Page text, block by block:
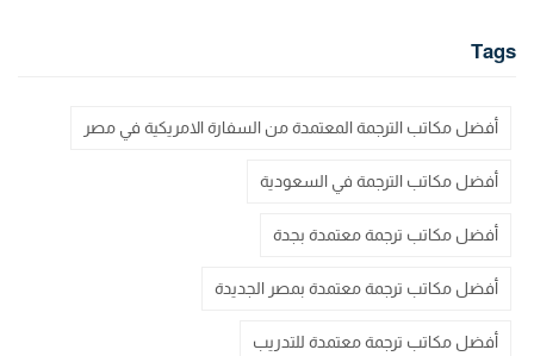
Tags
أفضل مكاتب الترجمة المعتمدة من السفارة الامريكية في مصر
أفضل مكاتب الترجمة في السعودية
أفضل مكاتب ترجمة معتمدة بجدة
أفضل مكاتب ترجمة معتمدة بمصر الجديدة
أفضل مكاتب ترجمة معتمدة للتدريب